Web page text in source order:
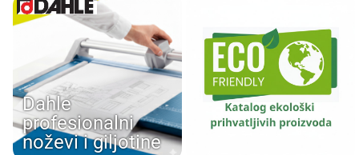
Dahle
profesionalni
noževi i giljotine